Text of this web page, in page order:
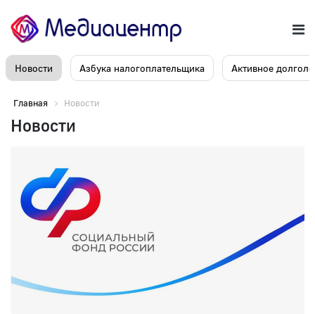
Новости Азбука налогоплательщика Активное
Главная Новости
Новости